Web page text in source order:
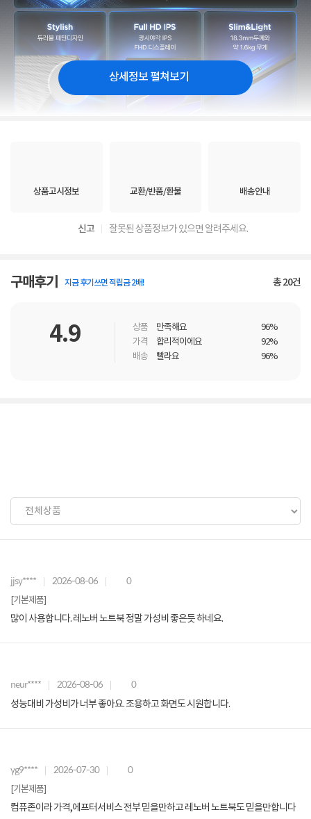
상세정보 펼쳐보기
상품고시정보 교환/반품/환불 배송안내
신고 잘못된 상품정보가 있으면 알려주세요.
구매후기 지금 후기쓰면 적립금 2배! 총20건
4.9 상품 만족해요
96%
가격
합리적이에요
92%
배송
빨라요 96%
jjsy**** 2026-08-06 0
[기본제품]
많이 사용합니다. 레노버 노트북 정말 가성비 좋은듯 하네요.
neur**** 2026-08-06 0
성능대비 가성비가 너부 좋아요. 조용하고 화면도 시원합니다.
yg9**** 2026-07-30 0
[기본제품]
컴퓨존이라 가격,에프터서비스 전부 믿을만하고 레노버 노트북도 믿을만합니다